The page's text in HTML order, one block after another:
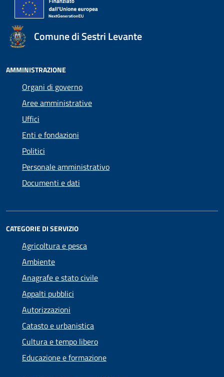
Comune di Sestri Levante
AMMINISTRAZIONE
Organi di governo
Aree amministrative
Uffici
Enti e fondazioni
Politici
Personale amministrativo
Documenti e dati
CATEGORIE DI SERVIZIO
Agricoltura e pesca
Ambiente
Anagrafe e stato civile
Appalti pubblici
Autorizzazioni
Catasto e urbanistica
Cultura e tempo libero
Educazione e formazione